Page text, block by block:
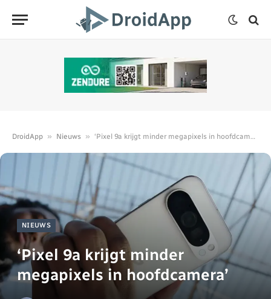
DroidApp » Nieuws » ‘Pixel 9a krijgt minder megapixels in hoofdcamera’
NIEUWS
‘Pixel 9a krijgt minder
megapixels in hoofdcamera’